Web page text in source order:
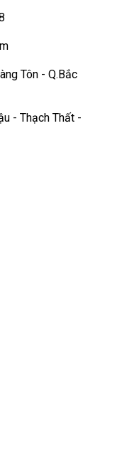
Tôn - Q.Bắc
- Thạch Thất -